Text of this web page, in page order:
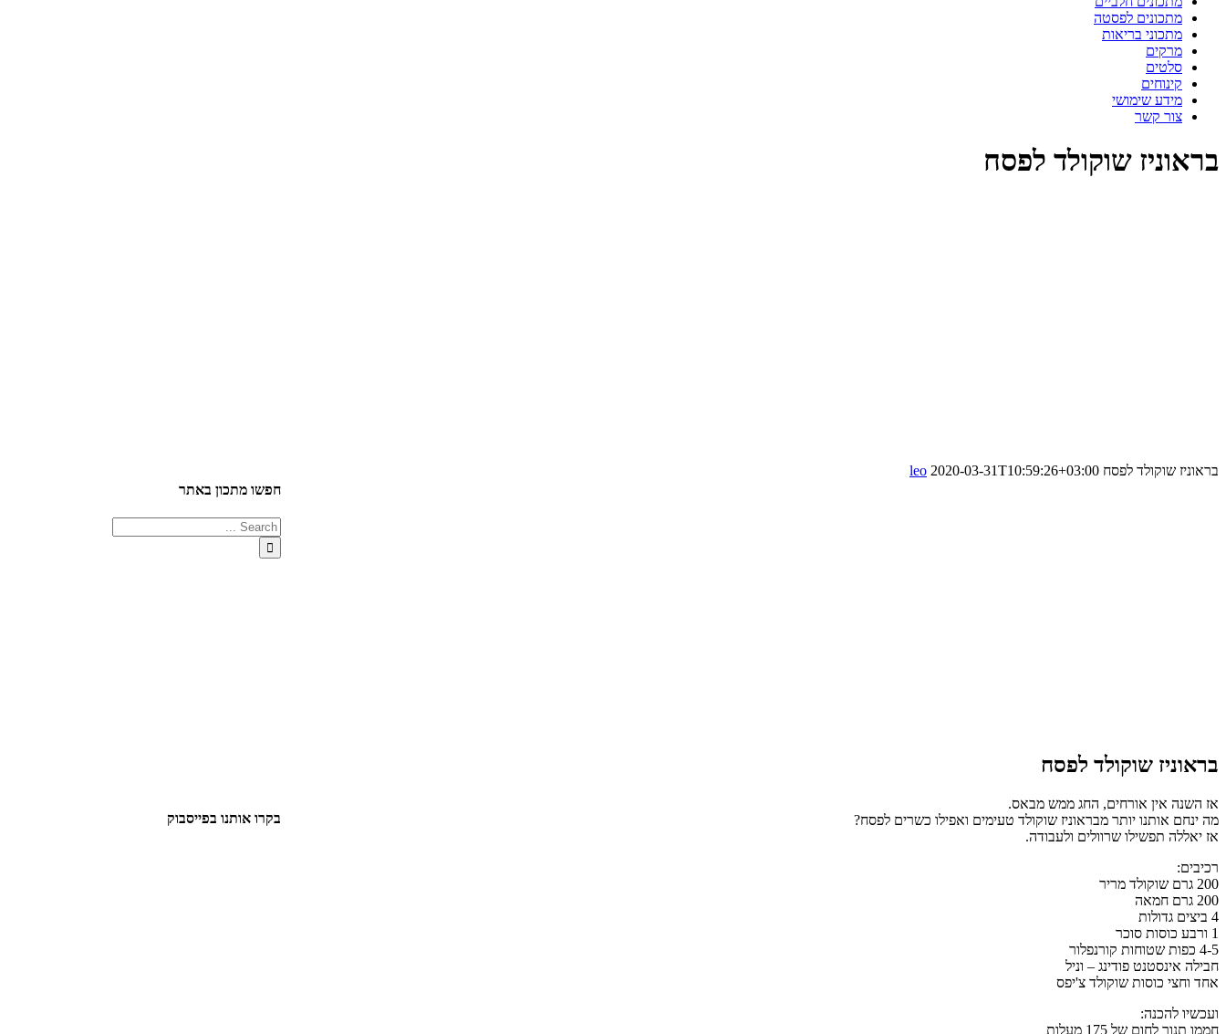
מתכונים לפסטה
מתכוני בריאות
מרקים
סלטים
קינוחים
מידע שימושי
צור קשר
בראוניז שוקולד לפסח
בראוניז שוקולד לפסח leo 2020-03-31T10:59:26+03:00
בראוניז שוקולד לפסח
אז השנה אין אורחים, החג ממש מבאס.
מה ינחם אותנו יותר מבראוניז שוקולד טעימים ואפילו כשרים לפסח?
אז יאללה תפשילו שרוולים ולעבודה.
רכיבים:
200 גרם שוקולד מריר
200 גרם חמאה
4 ביצים גדולות
1 ורבע כוסות סוכר
4-5 כפות שטוחות קורנפלור
חבילה אינסטנט פודינג – וניל
אחד וחצי כוסות שוקולד צ'יפס
ועכשיו להכנה:
חממו תנור לחום של 175 מעלות
חפשו מתכון באתר
בקרו אותנו בפייסבוק